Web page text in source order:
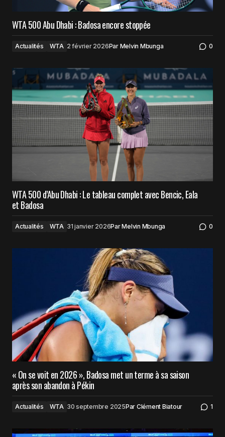
WTA 500 Abu Dhabi : Badosa encore stoppée
Actualités WTA 2 février 2026Par Melvin Mbunga 0
WTA 500 d’Abu Dhabi : Le tableau complet avec Bencic, Eala
et Badosa
Actualités WTA 31 janvier 2026ParMelvin Mbunga 0
« On se voit en 2026 », Badosa met un terme à sa saison
après son abandon à Pékin
Actualités WTA 30 septembre 2025Par Clément Biatour 1